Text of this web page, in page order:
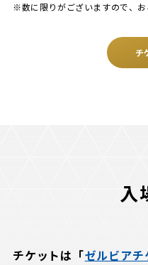
数に限りがございますので、
チ
入
チケットは「ゼルビアチ